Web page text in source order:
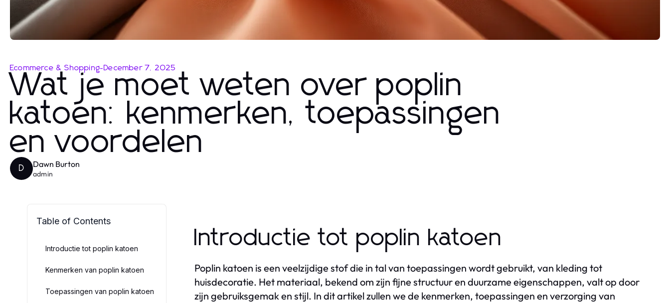
Ecommerce & Shopping-December 7, 2025
Wat je moet weten over poplin
katoen: kenmerken, toepassingen
en voordelen
D Dawn Burton
admin
Table of Contents
Introductie tot poplin katoen
Kenmerken van poplin katoen
Toepassingen van poplin katoen
Introductie tot poplin katoen
Poplin katoen is een veelzijdige stof die in tal van toepassingen wordt gebruikt, van kleding tot
huisdecoratie. Het materiaal, bekend om zijn fijne structuur en duurzame eigenschappen, valt op door
zijn gebruiksgemak en stijl. In dit artikel zullen we de kenmerken, toepassingen en verzorging van